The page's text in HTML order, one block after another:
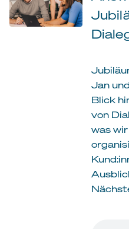
Jan
Blick
von
was